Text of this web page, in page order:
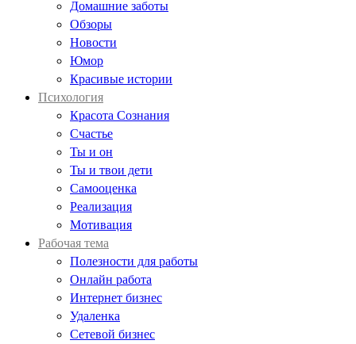
Домашние заботы
Обзоры
Новости
Юмор
Красивые истории
Психология
Красота Сознания
Счастье
Ты и он
Ты и твои дети
Самооценка
Реализация
Мотивация
Рабочая тема
Полезности для работы
Онлайн работа
Интернет бизнес
Удаленка
Сетевой бизнес